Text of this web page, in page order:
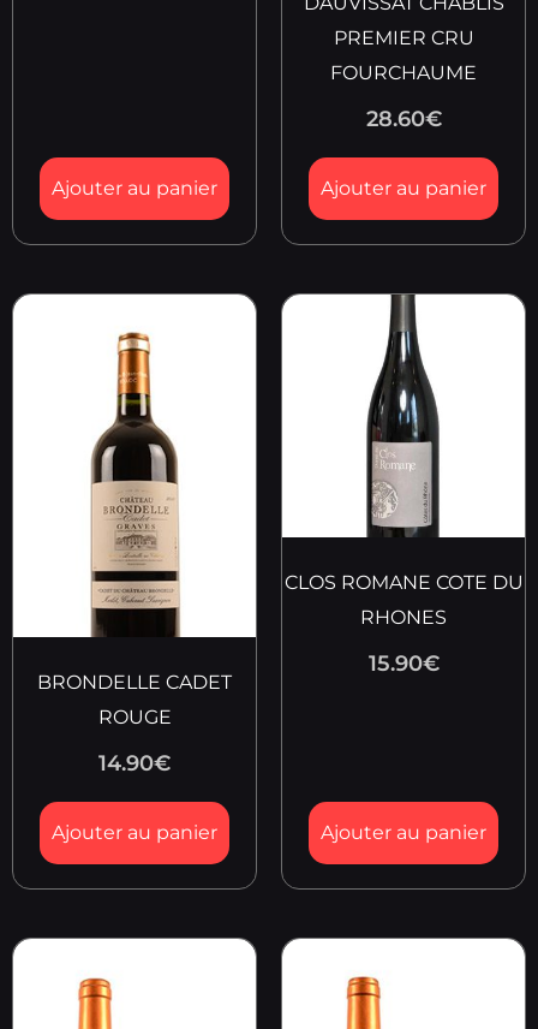
Ajouter au panier
PREMIER CRU
FOURCHAUME
28.60€
Ajouter au panier
BRONDELLE CADET
ROUGE
14.90€
Ajouter au panier
CLOS ROMANE COTE DU
RHONES
15.90€
Ajouter au panier